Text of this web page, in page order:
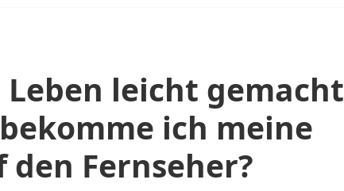
leicht gemacht
ich meine
den Fernseher?